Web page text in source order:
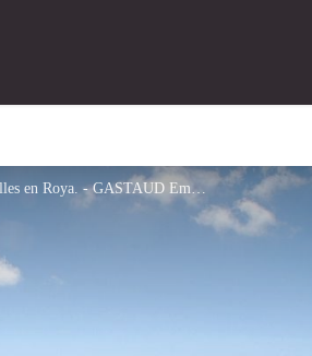
Panorama depuis le sommet du mont des Merveilles en Roya. - GASTAUD Emmanuel